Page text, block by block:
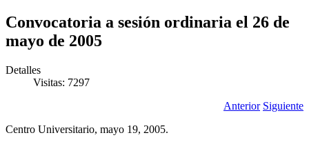
Convocatoria a sesión ordinaria el 26 de
mayo de 2005
Detalles
Visitas: 7297
Anterior Siguiente
Centro Universitario, mayo 19, 2005.